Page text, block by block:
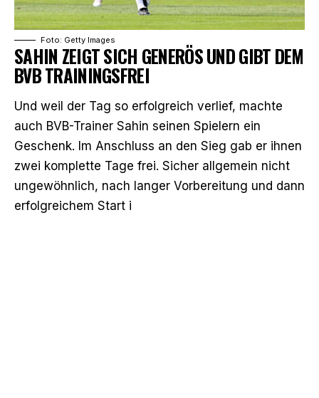
Foto: Getty Images
SAHIN ZEIGT SICH GENERÖS UND GIBT DEM
BVB TRAININGSFREI
Und weil der Tag so erfolgreich verlief, machte
auch BVB-Trainer Sahin seinen Spielern ein
Geschenk. Im Anschluss an den Sieg gab er ihnen
zwei komplette Tage frei. Sicher allgemein nicht
ungewöhnlich, nach langer Vorbereitung und dann
erfolgreichem Start i